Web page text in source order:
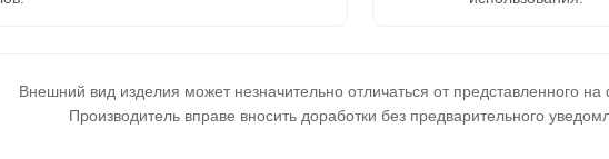
Внешний вид изделия может незначительно отличаться от представленного на
Производитель вправе вносить доработки без предварительного